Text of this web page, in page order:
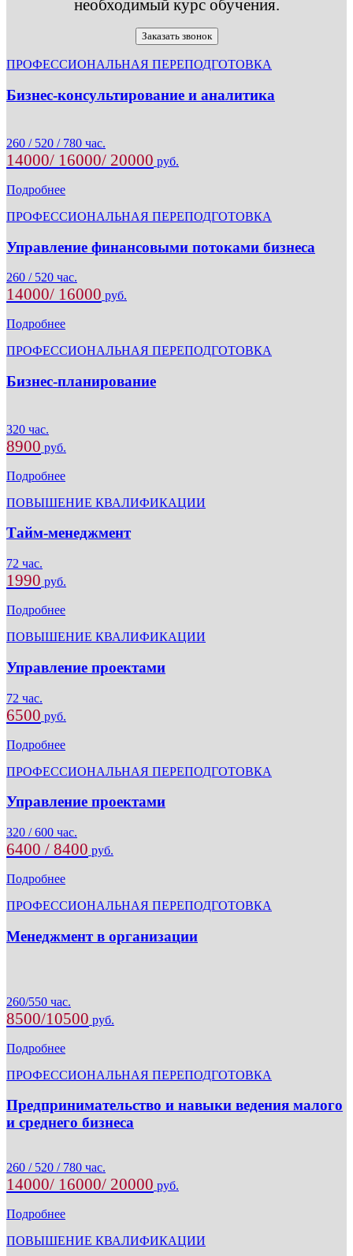
необходимый курс обучения.
Заказать звонок
ПРОФЕССИОНАЛЬНАЯ ПЕРЕПОДГОТОВКА
Бизнес-консультирование и аналитика
260 / 520 / 780 час.
14000/ 16000/ 20000 руб.
Подробнее
ПРОФЕССИОНАЛЬНАЯ ПЕРЕПОДГОТОВКА
Управление финансовыми потоками бизнеса
260 / 520 час.
14000/ 16000 руб.
Подробнее
ПРОФЕССИОНАЛЬНАЯ ПЕРЕПОДГОТОВКА
Бизнес-планирование
320 час.
8900 руб.
Подробнее
ПОВЫШЕНИЕ КВАЛИФИКАЦИИ
Тайм-менеджмент
72 час.
1990 руб.
Подробнее
ПОВЫШЕНИЕ КВАЛИФИКАЦИИ
Управление проектами
72 час.
6500 руб.
Подробнее
ПРОФЕССИОНАЛЬНАЯ ПЕРЕПОДГОТОВКА
Управление проектами
320 / 600 час.
6400 / 8400 руб.
Подробнее
ПРОФЕССИОНАЛЬНАЯ ПЕРЕПОДГОТОВКА
Менеджмент в организации
260/550 час.
8500/10500 руб.
Подробнее
ПРОФЕССИОНАЛЬНАЯ ПЕРЕПОДГОТОВКА
Предпринимательство и навыки ведения малого
и среднего бизнеса
260 / 520 / 780 час.
14000/ 16000/ 20000 руб.
Подробнее
ПОВЫШЕНИЕ КВАЛИФИКАЦИИ